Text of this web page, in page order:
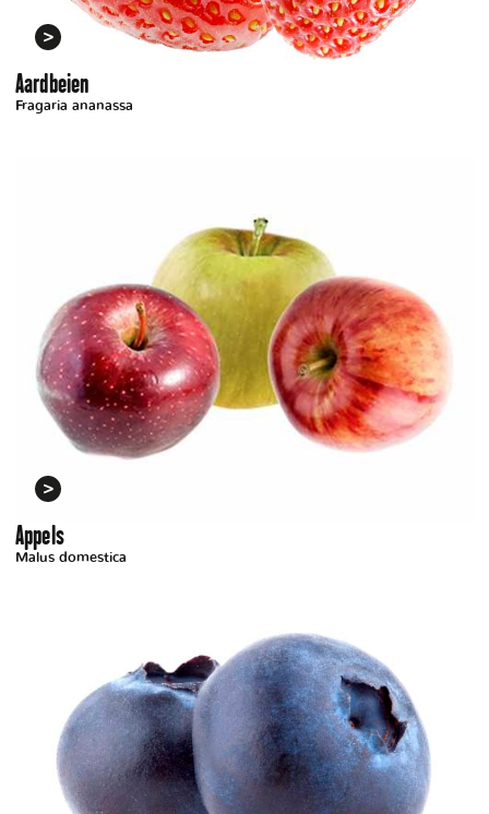
Aardbeien
Fragaria ananassa
Appels
Malus domestica